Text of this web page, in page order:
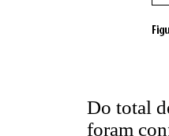
Do total
foram